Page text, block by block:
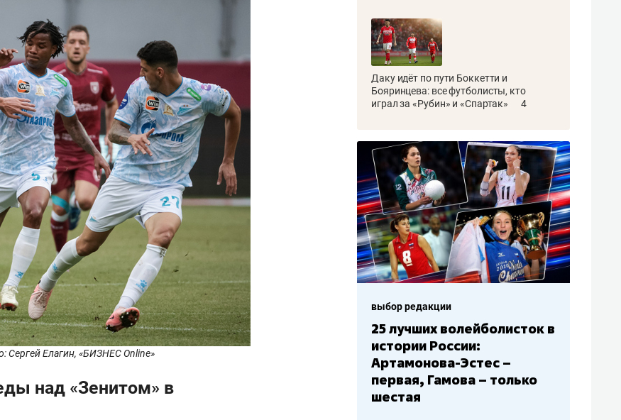
Елагин, «БИЗНЕС Online»
над «Зенитом» в
Даку идёт по пути Боккетти и
Бояринцева: все футболисты, кто
играл за «Рубин» и «Спартак»
4
выбор редакции
Бюджеты клубов КХЛ: СКА
– главный мажор, «Ак
Барс» – второй, «Салават
Юлаев» – середняк